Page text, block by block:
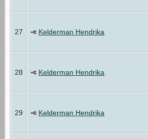
27 Kelderman Hendrika
28 Kelderman Hendrika
29 Kelderman Hendrika